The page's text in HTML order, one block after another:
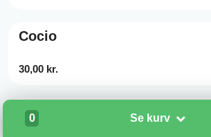
Cocio
30,00 kr.
Carlsberg Pilsner
0 Se kurv